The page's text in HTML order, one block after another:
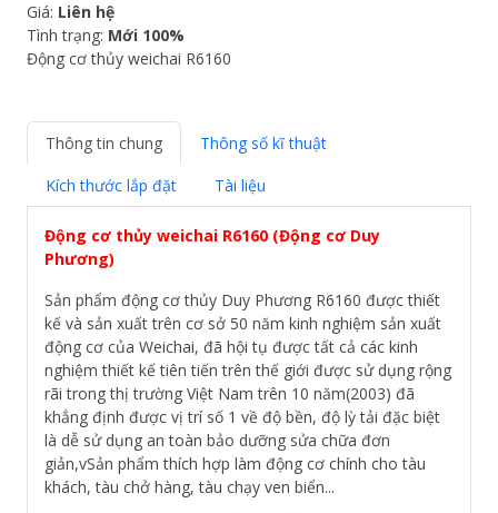
Giá: Liên hệ
Tình trạng: Mới 100%
Động cơ thủy weichai R6160
Thông tin chung
Thông số kĩ thuật
Kích thước lắp đặt
Tài liệu
Động cơ thủy weichai R6160 (Động cơ Duy
Phương)
Sản phẩm động cơ thủy Duy Phương R6160 được thiết
kế và sản xuất trên cơ sở 50 năm kinh nghiệm sản xuất
động cơ của Weichai, đã hội tụ được tất cả các kinh
nghiệm thiết kế tiên tiến trên thế giới được sử dụng rộng
rãi trong thị trường Việt Nam trên 10 năm(2003) đã
khẳng định được vị trí số 1 về độ bền, độ lỳ tải đặc biệt
là dễ sử dụng an toàn bảo dưỡng sửa chữa đơn
giản,vSản phẩm thích hợp làm động cơ chính cho tàu
khách, tàu chở hàng, tàu chạy ven biển...